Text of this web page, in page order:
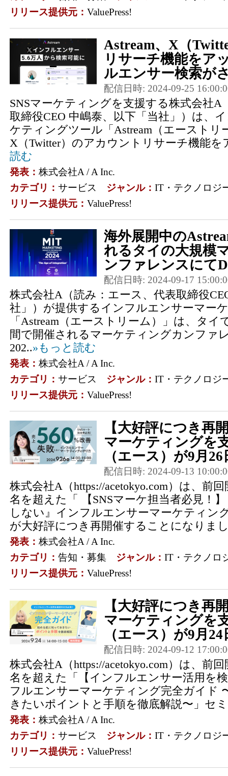
リリース提供元： ValuePress!
Astream、X（
リサーチ機能をア
ルエンサー検索が
配信日時: 2024-09-25
SNSマーケティングを支援する株式会社A
取締役CEO 中嶋泰、以下「当社」）は、
ケティングツール「Astream（エーストリ
X（Twitter）のアカウントリサーチ機能を
読む
発表： 株式会社A / A Inc.
カテゴリ： サービス ジャンル： IT・テクノロジ
リリース提供元： ValuePress!
海外展開中の
れるタイの大規模
ンファレンスにて
配信日時: 2024-09-17
株式会社A（読み：エース、代表取締役
社」）が提供するインフルエンサーマー
「Astream（エーストリーム）」は、タイ
間で開催されるマーケティングカンファ
202..»もっと読む
発表： 株式会社A / A Inc.
カテゴリ： サービス ジャンル： IT・テクノロジ
リリース提供元： ValuePress!
【大好評につき再
マーケティングを
（エース）が9月26
配信日時: 2024-09-13
株式会社A（https://acetokyo.com）は、前
名を超えた「 【SNSマーケ担当者必見！
しない』インフルエンサーマーケティン
が大好評につき再開催することになりま
発表： 株式会社A / A Inc.
カテゴリ： 告知・募集 ジャンル： IT・テクノロ
リリース提供元： ValuePress!
【大好評につき再
マーケティングを
（エース）が9月24
配信日時: 2024-09-12
株式会社A（https://acetokyo.com）は、前
名を超えた「【インフルエンサー活用を
フルエンサーマーケティング完全ガイド
きたいポイントと手順を徹底解説〜」セ
発表： 株式会社A / A Inc.
カテゴリ： サービス ジャンル： IT・テクノロジ
リリース提供元： ValuePress!